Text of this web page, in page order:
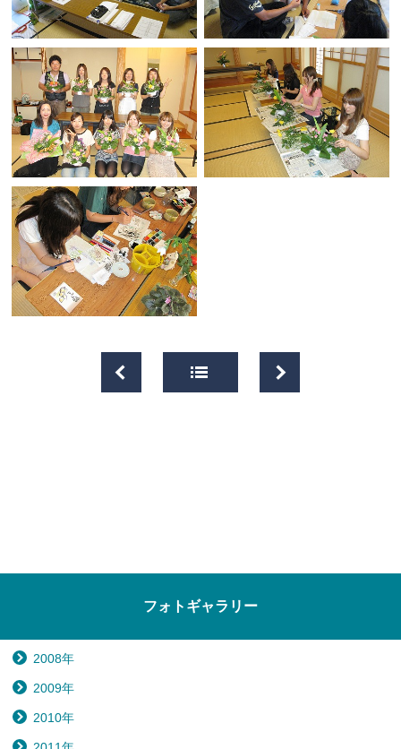
フォトギャラリー
2008年
2009年
2010年